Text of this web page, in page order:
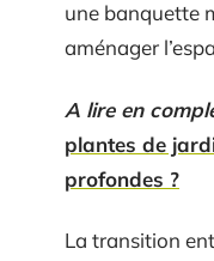
une banquette
aménager
A lire en
plantes de
profondes ?
La transition